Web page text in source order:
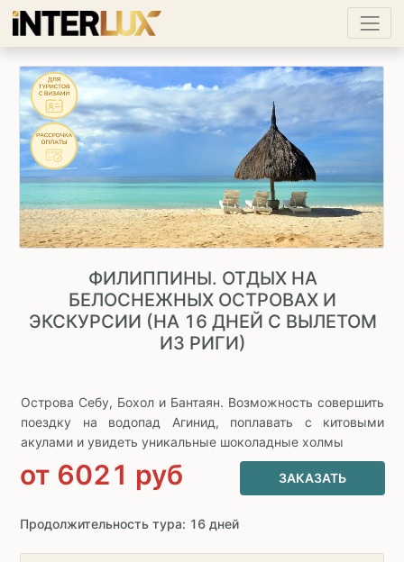
ФИЛИППИНЫ. ОТДЫХ НА
БЕЛОСНЕЖНЫХ ОСТРОВАХ И
ЭКСКУРСИИ (НА 16 ДНЕЙ С ВЫЛЕТОМ
ИЗ РИГИ)
Острова Себу, Бохол и Бантаян. Возможность совершить
поездку на водопад Агинид, поплавать с китовыми
акулами и увидеть уникальные шоколадные холмы
от 6021 руб ЗАКАЗАТЬ
Продолжительность тура: 16 дней